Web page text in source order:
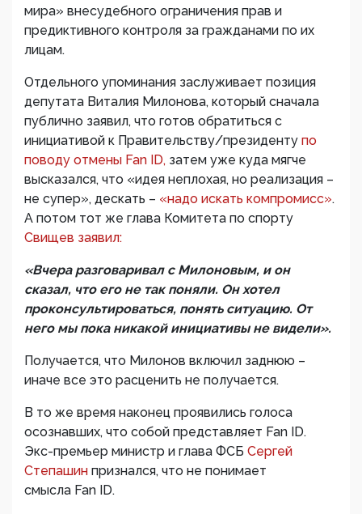
мира» внесудебного ограничения прав и
предиктивного контроля за гражданами по их
лицам.
Отдельного упоминания заслуживает позиция
депутата Виталия Милонова, который сначала
публично заявил, что готов обратиться с
инициативой к Правительству/президенту по
поводу отмены Fan ID, затем уже куда мягче
высказался, что «идея неплохая, но реализация –
не супер», дескать – «надо искать компромисс».
А потом тот же глава Комитета по спорту
Свищев заявил:
«Вчера разговаривал с Милоновым, и он
сказал, что его не так поняли. Он хотел
проконсультироваться, понять ситуацию. От
него мы пока никакой инициативы не видели».
Получается, что Милонов включил заднюю –
иначе все это расценить не получается.
В то же время наконец проявились голоса
осознавших, что собой представляет Fan ID.
Экс-премьер министр и глава ФСБ Сергей
Степашин признался, что не понимает
смысла Fan ID.